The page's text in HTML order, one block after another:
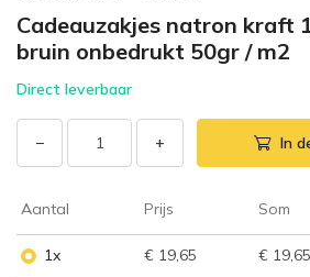
Cadeauzakjes natron kraft
bruin onbedrukt 50gr / m2
Direct leverbaar
− + In
Aantal Prijs Som
1x € 19,65 € 19,65